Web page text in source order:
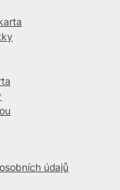
údajů